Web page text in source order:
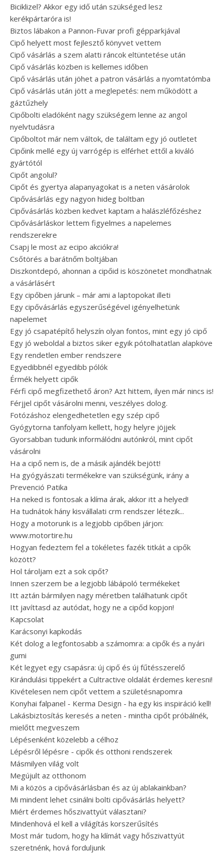
Biciklizel? Akkor egy idő után szükséged lesz
kerékpártaróra is!
Biztos lábakon a Pannon-Fuvar profi gépparkjával
Cipő helyett most fejlesztő könyvet vettem
Cipő vásárlás a szem alatti ráncok eltüntetése után
Cipő vásárlás közben is kellemes időben
Cipő vásárlás után jöhet a patron vásárlás a nyomtatómba
Cipő vásárlás után jött a meglepetés: nem működött a
gáztűzhely
Cipőbolti eladóként nagy szükségem lenne az angol
nyelvtudásra
Cipőboltot már nem váltok, de találtam egy jó outletet
Cipőink mellé egy új varrógép is elférhet ettől a kiváló
gyártótól
Cipőt angolul?
Cipőt és gyertya alapanyagokat is a neten vásárolok
Cipővásárlás egy nagyon hideg boltban
Cipővásárlás közben kedvet kaptam a halászléfőzéshez
Cipővásárláskor lettem figyelmes a napelemes
rendszerekre
Csapj le most az ecipo akciókra!
Csőtörés a barátnőm boltjában
Diszkontdepó, ahonnan a cipőid is köszönetet mondhatnak
a vásárlásért
Egy cipőben járunk – már ami a laptopokat illeti
Egy cipővásárlás egyszerűségével igényelhetünk
napelemet
Egy jó csapatépítő helyszín olyan fontos, mint egy jó cipő
Egy jó weboldal a biztos siker egyik pótolhatatlan alapköve
Egy rendetlen ember rendszere
Egyedibbnél egyedibb pólók
Érmék helyett cipők
Férfi cipő megfizethető áron? Azt hittem, ilyen már nincs is!
Férjjel cipőt vásárolni menni, veszélyes dolog.
Fotózáshoz elengedhetetlen egy szép cipő
Gyógytorna tanfolyam kellett, hogy helyre jöjjek
Gyorsabban tudunk informálódni autónkról, mint cipőt
vásárolni
Ha a cipő nem is, de a másik ajándék bejött!
Ha gyógyászati termékekre van szükségünk, irány a
Prevenció Patika
Ha neked is fontosak a klíma árak, akkor itt a helyed!
Ha tudnátok hány kisvállalati crm rendszer létezik...
Hogy a motorunk is a legjobb cipőben járjon:
www.motortire.hu
Hogyan fedeztem fel a tökéletes fazék titkát a cipők
között?
Hol tároljam ezt a sok cipőt?
Innen szerzem be a legjobb lábápoló termékeket
Itt aztán bármilyen nagy méretben találhatunk cipőt
Itt javíttasd az autódat, hogy ne a cipőd kopjon!
Kapcsolat
Karácsonyi kapkodás
Két dolog a legfontosabb a számomra: a cipők és a nyári
gumi
Két legyet egy csapásra: új cipő és új fűtésszerelő
Kirándulási tippekért a Cultractive oldalát érdemes keresni!
Kivételesen nem cipőt vettem a születésnapomra
Konyhai falpanel - Kerma Design - ha egy kis inspiráció kell!
Lakásbiztosítás keresés a neten - mintha cipőt próbálnék,
mielőtt megveszem
Lépésenként közelebb a célhoz
Lépésről lépésre - cipők és otthoni rendszerek
Másmilyen világ volt
Megújult az otthonom
Mi a közös a cipővásárlásban és az új ablakainkban?
Mi mindent lehet csinálni bolti cipővásárlás helyett?
Miért érdemes hőszivattyút választani?
Mindenhová el kell a világítás korszerűsítés
Most már tudom, hogy ha klímát vagy hőszivattyút
szeretnénk, hová forduljunk